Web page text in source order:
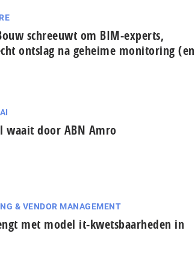
schreeuwt om BIM-experts,
ontslag na geheime monitoring (en
waait door ABN Amro
& VENDOR MANAGEMENT
met model it-kwetsbaarheden in